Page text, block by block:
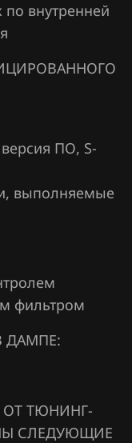
по внутренней
ПО, S-
выполняемые
фильтром
ДАМПЕ:
ТЮНИНГ-
СЛЕДУЮЩИЕ